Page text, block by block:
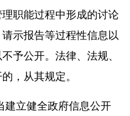
职能过程中形成的讨论
示报告等过程性信息以
予公开。法律、法规、
，从其规定。
建立健全政府信息公开